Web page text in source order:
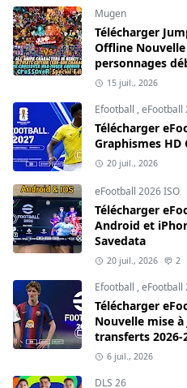
Mugen
Télécharger
Offline
personnages
15 juil., 2026
Efootball ,eFootball
Télécharger
Graphismes HD
20 juil., 2026
eFootball 2026 ISO
Télécharger
Android et
Savedata
20 juil., 2026 2
Efootball ,eFootball
Télécharger
Nouvelle mise
transferts 2026-
6 juil., 2026
DLS 26